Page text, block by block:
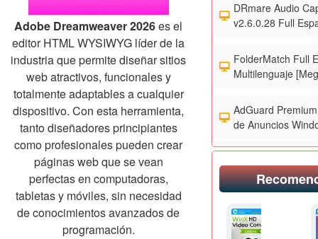
Adobe Dreamweaver 2026es el
editor HTML WYSIWYG líder de la
industria que permite diseñar sitios
web atractivos, funcionales y
totalmente adaptables a cualquier
dispositivo. Con esta herramienta,
tanto diseñadores principiantes
como profesionales pueden crear
páginas web que se vean
perfectas en computadoras,
tabletas y móviles, sin necesidad
de conocimientos avanzados de
programación.
DRmare Audio
v2.6.0.28 Full
FolderMatch Full
Multilenguaje
AdGuard
de Anuncios